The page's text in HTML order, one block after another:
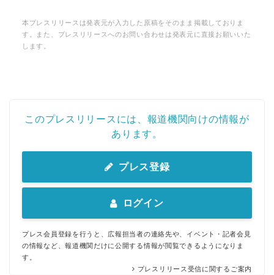
本プレスリリースは発表元が入力した原稿をそのまま掲載しておりま
す。また、プレスリリースへのお問い合わせは発表元に直接お願いいた
します。
このプレスリリースには、報道機関向けの情報が
あります。
プレス登録
ログイン
プレス会員登録を行うと、広報担当者の連絡先や、イベント・記者会見
の情報など、報道機関だけに公開する情報が閲覧できるようになりま
す。
プレスリリース受信に関するご案内